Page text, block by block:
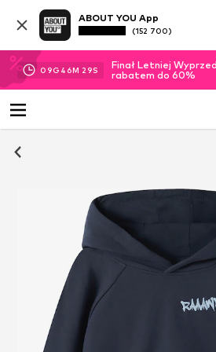
ABOUT YOU App
(152 700)
09G 46M 29S
Finał Letniej
rabatem do 60%